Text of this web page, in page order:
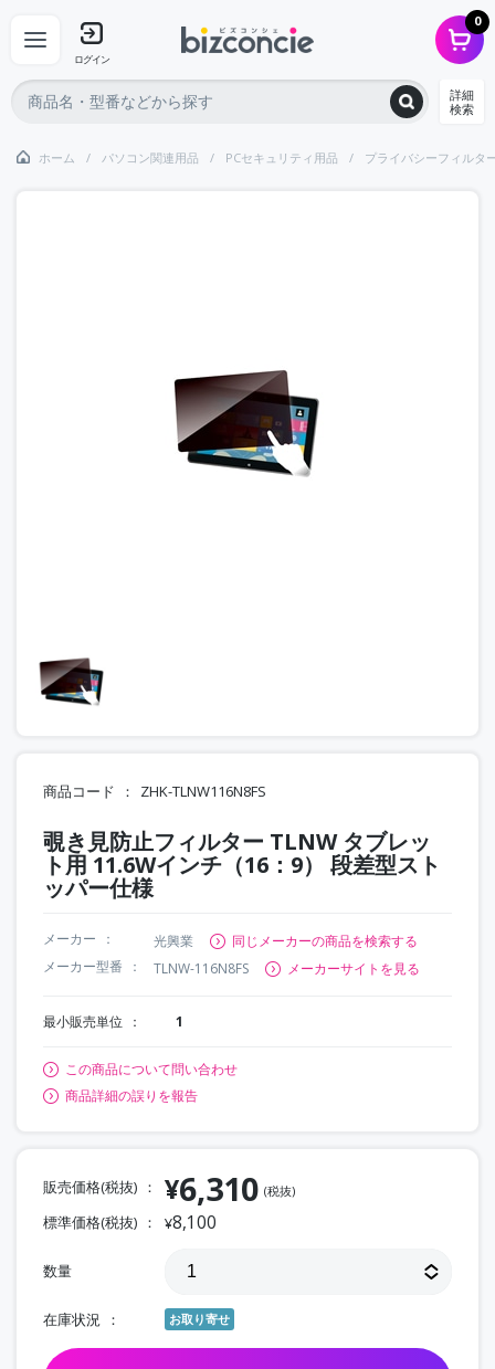
ログイン
0
詳細
検索
ホーム パソコン関連用品 PCセキュリティ用品 プライバシーフィルタ
商品コード ZHK-TLNW116N8FS
覗き見防止フィルター TLNW タブレッ
ト用 11.6Wインチ（16：9） 段差型スト
ッパー仕様
メーカー 光興業
同じメーカーの商品を検索する
メーカー型番
TLNW-116N8FS メーカーサイトを見る
最小販売単位 1
この商品について問い合わせ
商品詳細の誤りを報告
販売価格(税抜) ¥6,310 (税抜)
標準価格(税抜) ¥8,100
数量
在庫状況 お取り寄せ